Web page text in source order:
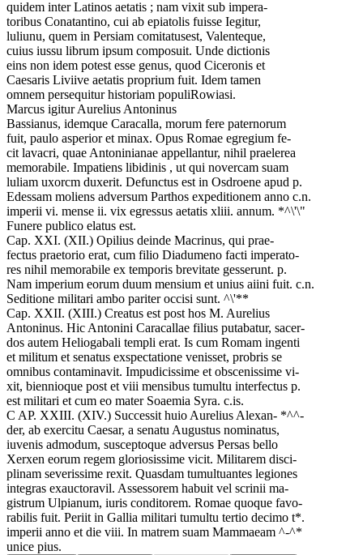
quidem inter Latinos aetatis ; nam vixit sub impera-
toribus Conatantino, cui ab epiatolis fuisse Iegitur,
luliunu, quem in Persiam comitatusest, Valenteque,
cuius iussu librum ipsum composuit. Unde dictionis
eins non idem potest esse genus, quod Ciceronis et
Caesaris Liviive aetatis proprium fuit. Idem tamen
omnem persequitur historiam populiRowiasi.
Marcus igitur Aurelius Antoninus
Bassianus, idemque Caracalla, morum fere paternorum
fuit, paulo asperior et minax. Opus Romae egregium fe-
cit lavacri, quae Antoninianae appellantur, nihil praelerea
memorabile. Impatiens libidinis , ut qui novercam suam
luliam uxorcm duxerit. Defunctus est in Osdroene apud p.
Edessam moliens adversum Parthos expeditionem anno c.n.
imperii vi. mense ii. vix egressus aetatis xliii. annum. *^\'\"
Funere publico elatus est.
Cap. XXI. (XII.) Opilius deinde Macrinus, qui prae-
fectus praetorio erat, cum filio Diadumeno facti imperato-
res nihil memorabile ex temporis brevitate gesserunt. p.
Nam imperium eorum duum mensium et unius aiini fuit. c.n.
Seditione militari ambo pariter occisi sunt. ^\'**
Cap. XXII. (XIII.) Creatus est post hos M. Aurelius
Antoninus. Hic Antonini Caracallae filius putabatur, sacer-
dos autem Heliogabali templi erat. Is cum Romam ingenti
et militum et senatus exspectatione venisset, probris se
omnibus contaminavit. Impudicissime et obscenissime vi-
xit, biennioque post et viii mensibus tumultu interfectus p.
est militari et cum eo mater Soaemia Syra. c.is.
C AP. XXIII. (XIV.) Successit huio Aurelius Alexan- *^^-
der, ab exercitu Caesar, a senatu Augustus nominatus,
iuvenis admodum, susceptoque adversus Persas bello
Xerxen eorum regem gloriosissime vicit. Militarem disci-
plinam severissime rexit. Quasdam tumultuantes legiones
integras exauctoravil. Assessorem habuit vel scrinii ma-
gistrum Ulpianum, iuris conditorem. Romae quoque favo-
rabilis fuit. Periit in Gallia militari tumultu tertio decimo t*.
imperii anno et die viii. In matrem suam Mammaeam ^-^*
unice pius.